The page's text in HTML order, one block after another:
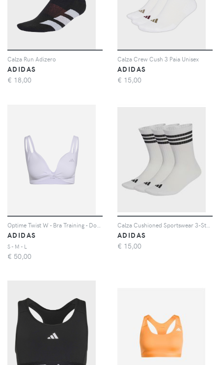
Calza Run Adizero
ADIDAS
€ 18,00
Calza Crew Cush 3 Paia Unisex
ADIDAS
€ 15,00
ADIDAS
S - M - L
€ 50,00
ADIDAS
€ 15,00